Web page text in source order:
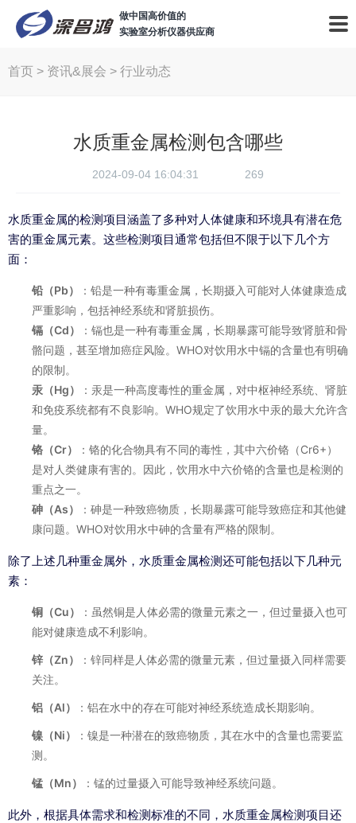
做中国高价值的
实验室分析仪器供应商
首页 > 资讯&展会 > 行业动态
水质重金属检测包含哪些
2024-09-04 16:04:31 269
水质重金属的检测项目涵盖了多种对人体健康和环境具有潜在危
害的重金属元素。这些检测项目通常包括但不限于以下几个方
面：
铅（Pb）
：铅是一种有毒重金属，长期摄入可能对人体健康造成
严重影响，包括神经系统和肾脏损伤。
镉（Cd）
：镉也是一种有毒重金属，长期暴露可能导致肾脏和骨
骼问题，甚至增加癌症风险。WHO对饮用水中镉的含量也有明确
的限制。
汞（Hg）
：汞是一种高度毒性的重金属，对中枢神经系统、肾脏
和免疫系统都有不良影响。WHO规定了饮用水中汞的最大允许含
量。
铬（Cr）
：铬的化合物具有不同的毒性，其中六价铬（Cr6+）
是对人类健康有害的。因此，饮用水中六价铬的含量也是检测的
重点之一。
砷（As）
：砷是一种致癌物质，长期暴露可能导致癌症和其他健
康问题。WHO对饮用水中砷的含量有严格的限制。
除了上述几种重金属外，水质重金属检测还可能包括以下几种元
素：
铜（Cu）
：虽然铜是人体必需的微量元素之一，但过量摄入也可
能对健康造成不利影响。
锌（Zn）
：锌同样是人体必需的微量元素，但过量摄入同样需要
关注。
铝（Al） ：铝在水中的存在可能对神经系统造成长期影响。
镍（Ni）
：镍是一种潜在的致癌物质，其在水中的含量也需要监
测。
锰（Mn） ：锰的过量摄入可能导致神经系统问题。
此外，根据具体需求和检测标准的不同，水质重金属检测项目还